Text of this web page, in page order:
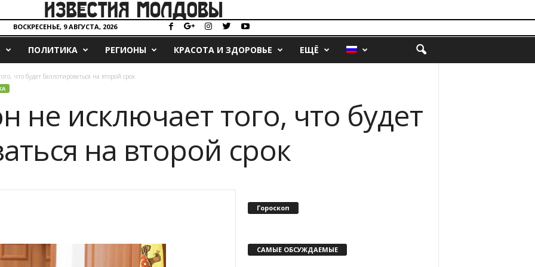
ВОСКРЕСЕНЬЕ, 9 АВГУСТА, 2026
ПОЛИТИКА РЕГИОНЫ КРАСОТА И ЗДОРОВЬЕ ЕЩЁ
что будет баллотироваться на второй срок
не исключает того, что будет
на второй срок
Гороскоп
САМЫЕ ОБСУЖДАЕМЫЕ